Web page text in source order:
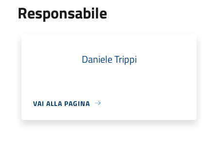
Responsabile
Daniele Trippi
VAI ALLA PAGINA